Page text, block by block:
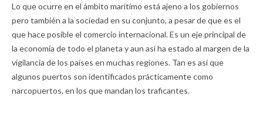
Lo que ocurre en el ámbito marítimo está ajeno a los gobiernos
pero también a la sociedad en su conjunto, a pesar de que es el
que hace posible el comercio internacional. Es un eje principal de
la economía de todo el planeta y aun así ha estado al margen de la
vigilancia de los países en muchas regiones. Tan es así que
algunos puertos son identificados prácticamente como
narcopuertos, en los que mandan los traficantes.